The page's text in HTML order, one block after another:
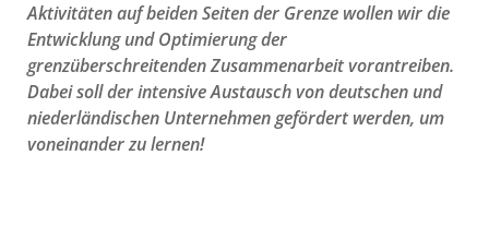
Aktivitäten auf beiden Seiten der Grenze wollen wir die
Entwicklung und Optimierung der
grenzüberschreitenden Zusammenarbeit vorantreiben.
Dabei soll der intensive Austausch von deutschen und
niederländischen Unternehmen gefördert werden, um
voneinander zu lernen!